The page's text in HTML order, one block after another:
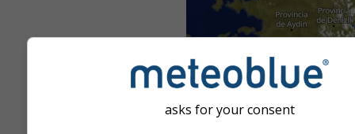
asks for your consent